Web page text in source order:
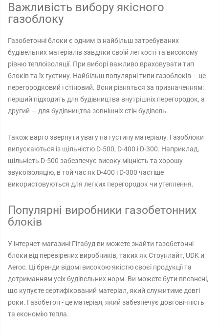
Важливість вибору якісного
газоблоку
Газобетонні блоки є одним із найбільш затребуваних
будівельних матеріалів завдяки своїй легкості та високому
рівню теплоізоляції. При виборі важливо враховувати тип
блоків та їх густину. Найбільш популярні типи газоблоків – це
перегородковий і стіновий. Вони різняться за призначенням:
перший підходить для будівництва внутрішніх перегородок, а
другий — для будівництва зовнішніх стін будівель.
Також варто звернути увагу на густину матеріалу. Газоблоки
випускаються із щільністю D-500, D-400 і D-300. Наприклад,
щільність D-500 забезпечує високу міцність та хорошу
звукоізоляцію, в той час як D-400 і D-300 частіше
використовуються для легких перегородок чи утеплення.
Популярні виробники газобетонних
блоків
У інтернет-магазині Гігабуд ви можете знайти газобетонні
блоки від перевірених виробників, таких як Стоунлайт, UDK и
Aeroc. Ці бренди відомі високою якістю своєї продукції та
дотриманням усіх будівельних норм. Ви можете бути впевнені,
що купуєте сертифікований матеріал, який служитиме довгі
роки. Газобетон - це матеріал, який забезпечує довговічність
та економію тепла.